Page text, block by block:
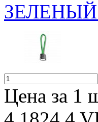
Цена за 1